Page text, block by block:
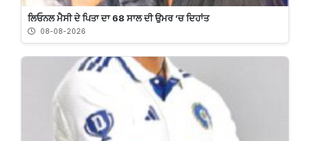
ਲਿਓਨਲ ਮੈਸੀ ਦੇ ਪਿਤਾ ਦਾ 68 ਸਾਲ ਦੀ ਉਮਰ ’ਚ ਦਿਹਾਂਤ
08-08-2026